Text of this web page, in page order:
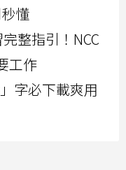
懂
整指引！NCC
工作
字必下載爽用